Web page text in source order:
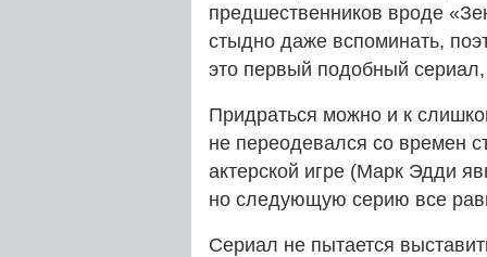
предшественников вроде
стыдно даже вспоминать,
это первый подобный
Придраться можно и к
не переодевался со времен
актерской игре (Марк Эдди
но следующую серию все
Сериал не пытается